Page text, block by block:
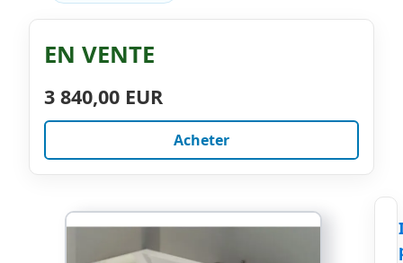
EN VENTE
3 840,00 EUR
Acheter